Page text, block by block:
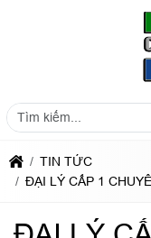
TIN TỨC
ĐẠI LÝ CẤP 1